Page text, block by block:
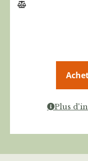
Plus